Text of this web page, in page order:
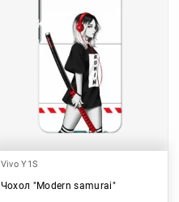
Vivo Y1S
Чохол "Modern samurai"